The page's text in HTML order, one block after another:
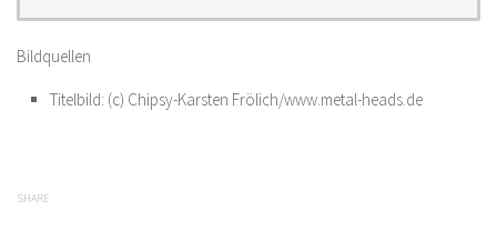
Bildquellen
Titelbild: (c) Chipsy-Karsten Frölich/www.metal-heads.de
SHARE